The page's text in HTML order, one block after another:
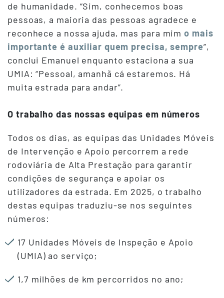
de humanidade. “Sim, conhecemos boas
pessoas, a maioria das pessoas agradece e
reconhece a nossa ajuda, mas para mimo mais
importante é auxiliar quem precisa, sempre”,
conclui Emanuel enquanto estaciona a sua
UMIA: “Pessoal, amanhã cá estaremos. Há
muita estrada para andar”.
O trabalho das nossas equipas em números
Todos os dias, as equipas das Unidades Móveis
de Intervenção e Apoio percorrem a rede
rodoviária de Alta Prestação para garantir
condições de segurança e apoiar os
utilizadores da estrada. Em 2025, o trabalho
destas equipas traduziu-se nos seguintes
números:
17 Unidades Móveis de Inspeção e Apoio
(UMIA) ao serviço;
1,7 milhões de km percorridos no ano;